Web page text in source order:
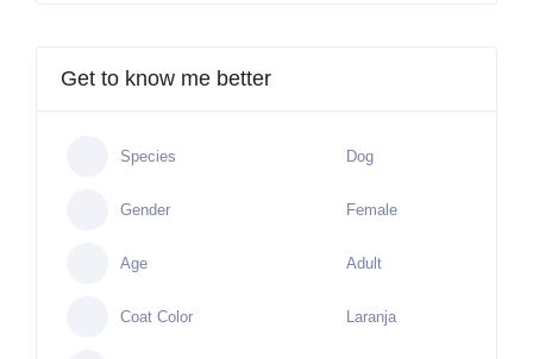
Get to know me better
Species Dog
Gender Female
Age Adult
Coat Color Laranja